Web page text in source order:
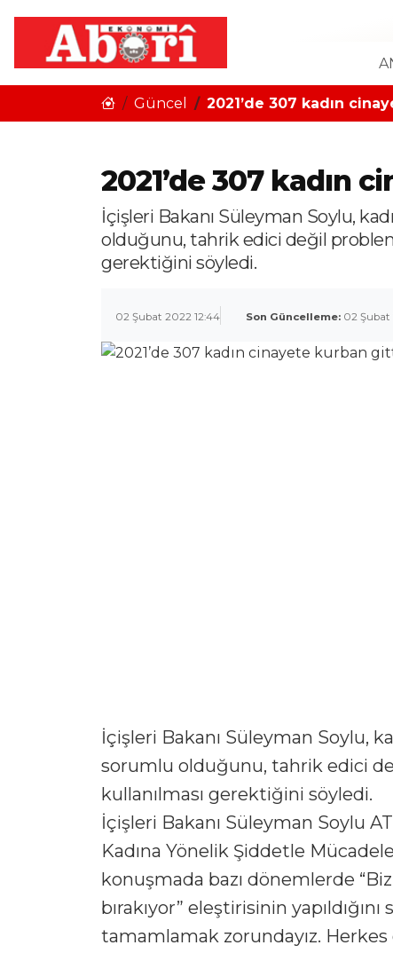
Güncel 2021’de 307 kadın
2021’de 307 kadın
İçişleri Bakanı Süleyman Soylu,
olduğunu, tahrik edici değil
gerektiğini söyledi.
02 Şubat 2022 12:44 Son Güncelleme: 02 Şubat
İçişleri Bakanı Süleyman Soylu,
sorumlu olduğunu, tahrik edici
kullanılması gerektiğini söyledi.
İçişleri Bakanı Süleyman Soylu
Kadına Yönelik Şiddetle Mücadele
konuşmada bazı dönemlerde
bırakıyor” eleştirisinin
tamamlamak zorundayız.